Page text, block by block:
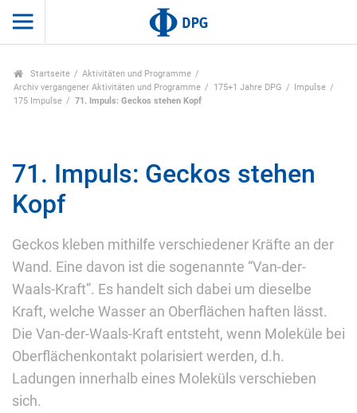
Startseite
Aktivitäten und Programme
Archiv vergangener Aktivitäten und Programme
175+1 Jahre DPG
Impulse
175 Impulse
71. Impuls: Geckos stehen Kopf
71. Impuls: Geckos stehen
Kopf
Geckos kleben mithilfe verschiedener Kräfte an der
Wand. Eine davon ist die sogenannte “Van-der-
Waals-Kraft”. Es handelt sich dabei um dieselbe
Kraft, welche Wasser an Oberflächen haften lässt.
Die Van-der-Waals-Kraft entsteht, wenn Moleküle bei
Oberflächenkontakt polarisiert werden, d.h.
Ladungen innerhalb eines Moleküls verschieben
sich.